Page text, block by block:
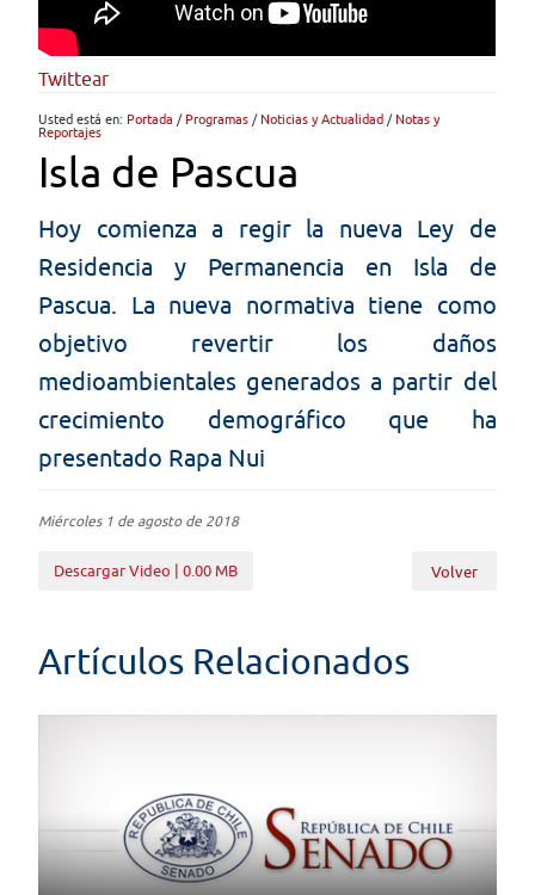
Twittear
Usted está en: Portada / Programas / Noticias y Actualidad / Notas y
Reportajes
Isla de Pascua
Hoy comienza a regir la nueva Ley de
Residencia y Permanencia en Isla de
Pascua. La nueva normativa tiene como
objetivo revertir los daños
medioambientales generados a partir del
crecimiento demográfico que ha
presentado Rapa Nui
Miércoles 1 de agosto de 2018
Descargar Video | 0.00 MB Volver
Artículos Relacionados